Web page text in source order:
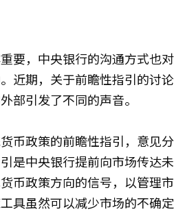
要，中央银行的沟通方式也对
近期，关于前瞻性指引的讨论
部引发了不同的声音。
币政策的前瞻性指引，意见分
是中央银行提前向市场传达未
币政策方向的信号，以管理市
具虽然可以减少市场的不确定